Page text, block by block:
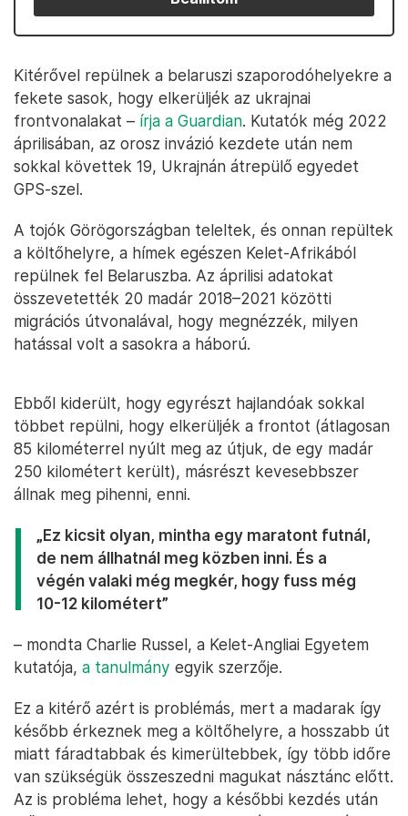
Kitérővel repülnek a belaruszi szaporodóhelyekre a
fekete sasok, hogy elkerüljék az ukrajnai
frontvonalakat – írja a Guardian. Kutatók még 2022
áprilisában, az orosz invázió kezdete után nem
sokkal követtek 19, Ukrajnán átrepülő egyedet
GPS-szel.
A tojók Görögországban teleltek, és onnan repültek
a költőhelyre, a hímek egészen Kelet-Afrikából
repülnek fel Belaruszba. Az áprilisi adatokat
összevetették 20 madár 2018–2021 közötti
migrációs útvonalával, hogy megnézzék, milyen
hatással volt a sasokra a háború.
Ebből kiderült, hogy egyrészt hajlandóak sokkal
többet repülni, hogy elkerüljék a frontot (átlagosan
85 kilométerrel nyúlt meg az útjuk, de egy madár
250 kilométert került), másrészt kevesebbszer
állnak meg pihenni, enni.
„Ez kicsit olyan, mintha egy maratont futnál,
de nem állhatnál meg közben inni. És a
végén valaki még megkér, hogy fuss még
10-12 kilométert”
– mondta Charlie Russel, a Kelet-Angliai Egyetem
kutatója, a tanulmány egyik szerzője.
Ez a kitérő azért is problémás, mert a madarak így
később érkeznek meg a költőhelyre, a hosszabb út
miatt fáradtabbak és kimerültebbek, így több időre
van szükségük összeszedni magukat násztánc előtt.
Az is probléma lehet, hogy a későbbi kezdés után